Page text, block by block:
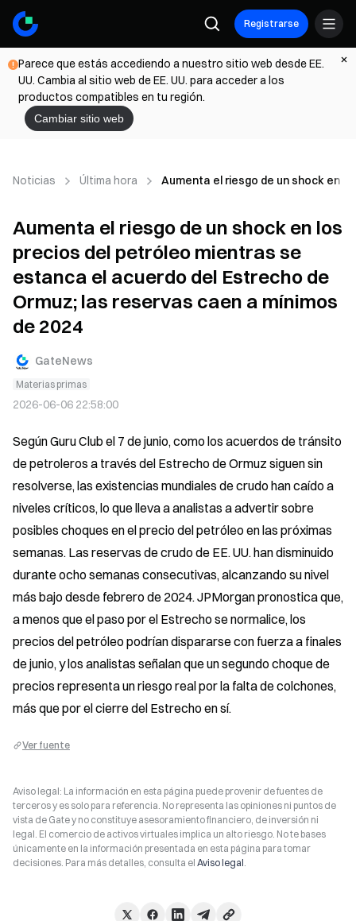
Registrarse
Parece que estás accediendo a nuestro sitio web desde EE.
UU. Cambia al sitio web de EE. UU. para acceder a los
productos compatibles en tu región.
Cambiar sitio web
Noticias Última hora Aumenta el riesgo de un shock en
Aumenta el riesgo de un shock en los
precios del petróleo mientras se
estanca el acuerdo del Estrecho de
Ormuz; las reservas caen a mínimos
de 2024
GateNews
Materias primas
2026-06-06 22:58:00
Según Guru Club el 7 de junio, como los acuerdos de tránsito
de petroleros a través del Estrecho de Ormuz siguen sin
resolverse, las existencias mundiales de crudo han caído a
niveles críticos, lo que lleva a analistas a advertir sobre
posibles choques en el precio del petróleo en las próximas
semanas. Las reservas de crudo de EE. UU. han disminuido
durante ocho semanas consecutivas, alcanzando su nivel
más bajo desde febrero de 2024. JPMorgan pronostica que,
a menos que el paso por el Estrecho se normalice, los
precios del petróleo podrían dispararse con fuerza a finales
de junio, y los analistas señalan que un segundo choque de
precios representa un riesgo real por la falta de colchones,
más que por el cierre del Estrecho en sí.
Ver fuente
Aviso legal: La información en esta página puede provenir de fuentes de
terceros y es solo para referencia. No representa las opiniones ni puntos de
vista de Gate y no constituye asesoramiento financiero, de inversión ni
legal. El comercio de activos virtuales implica un alto riesgo. No te bases
únicamente en la información presentada en esta página para tomar
decisiones. Para más detalles, consulta el Aviso legal.